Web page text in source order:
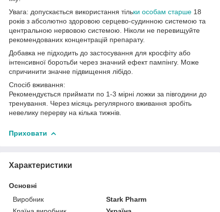
Увага: допускається використання тільки особам старше 18
років з абсолютно здоровою серцево-судинною системою та
центральною нервовою системою. Ніколи не перевищуйте
рекомендованих концентрацій препарату.
Добавка не підходить до застосування для кросфіту або
інтенсивної боротьби через значний ефект пампінгу. Може
спричинити значне підвищення лібідо.
Спосіб вживання:
Рекомендується приймати по 1-3 мірні ложки за півгодини до
тренування. Через місяць регулярного вживання зробіть
невелику перерву на кілька тижнів.
Приховати
Характеристики
Основні
Виробник
Stark Pharm